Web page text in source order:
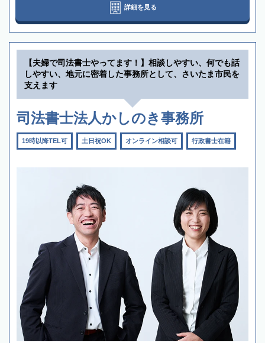
詳細を見る
【夫婦で司法書士やってます！】相談しやすい、何でも話
しやすい、地元に密着した事務所として、さいたま市民を
支えます
司法書士法人かしのき事務所
19時以降TEL可 土日祝OK オンライン相談可 行政書士在籍